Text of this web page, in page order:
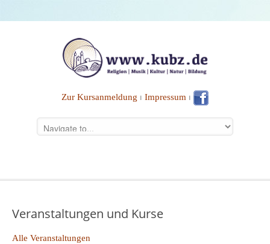
Zur Kursanmeldung ⏐ Impressum ⏐
Veranstaltungen und Kurse
Alle Veranstaltungen